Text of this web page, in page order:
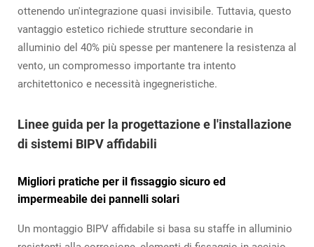
ottenendo un'integrazione quasi invisibile. Tuttavia, questo
vantaggio estetico richiede strutture secondarie in
alluminio del 40% più spesse per mantenere la resistenza al
vento, un compromesso importante tra intento
architettonico e necessità ingegneristiche.
Linee guida per la progettazione e l'installazione
di sistemi BIPV affidabili
Migliori pratiche per il fissaggio sicuro ed
impermeabile dei pannelli solari
Un montaggio BIPV affidabile si basa su staffe in alluminio